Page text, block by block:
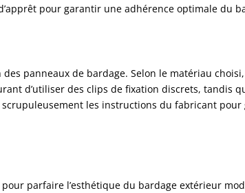
pour garantir une adhérence optimale du
panneaux de bardage. Selon le matériau
d’utiliser des clips de fixation discrets, tandis
les instructions du fabricant
parfaire l’esthétique du bardage extérieur